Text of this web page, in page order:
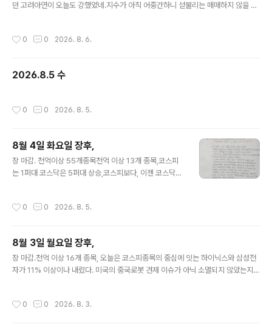
던 고려아연이 오늘도 강했었네.지수가 아직 어중간하니 섣불리는 매매하지 않을 생
0 0 2026. 8. 6.
2026.8.5 수
0 0 2026. 8. 5.
8월 4일 화요일 장후,
장 마감. 천억이상 55개종목천억 이상 13개 종목,코스피
는 1퍼대 코스닥은 5퍼대 상승,코스피보다, 이젠 코스닥종
중, 8월도 화이팅!
0 0 2026. 8. 5.
8월 3일 월요일 장후,
장 마감.천억 이상 16개 종목, 오늘은 코스피종목의 중심에 잇는 하이닉스와 삼성전
자가 11% 이상이나 내렸다. 미국의 중국로봇 견제 이슈가 아닉 소멸되지 않았는지 ,
0 0 2026. 8. 3.